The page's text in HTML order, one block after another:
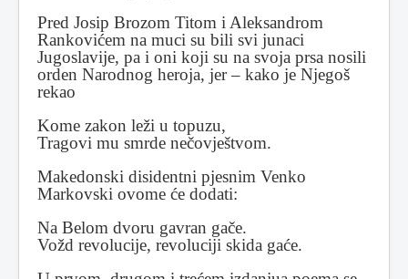
Pred Josip Brozom Titom i Aleksandrom
Rankovićem na muci su bili svi junaci
Jugoslavije, pa i oni koji su na svoja prsa nosili
orden Narodnog heroja, jer – kako je Njegoš
rekao
Kome zakon leži u topuzu,
Tragovi mu smrde nečovještvom.
Makedonski disidentni pjesnim Venko
Markovski ovome će dodati:
Na Belom dvoru gavran gače.
Vožd revolucije, revoluciji skida gaće.